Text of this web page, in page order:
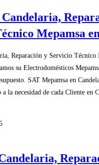
Mepamsa
Reparación y Servicio Técnico
su Electrodomésticos
SAT Mepamsa en
la necesidad de cada Cliente en